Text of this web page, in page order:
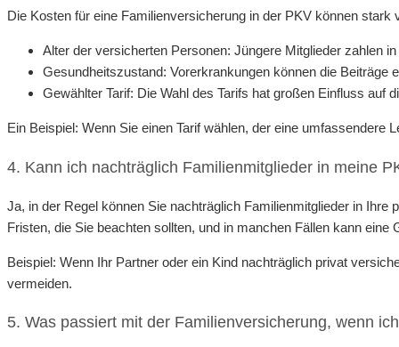
Die Kosten für eine Familienversicherung in der PKV können
Alter der versicherten Personen: Jüngere Mitglieder zahlen
Gesundheitszustand: Vorerkrankungen können die Beiträge
Gewählter Tarif: Die Wahl des Tarifs hat großen Einfluss auf
Ein Beispiel: Wenn Sie einen Tarif wählen, der eine
4. Kann ich nachträglich Familienmitglieder in meine
Ja, in der Regel können Sie nachträglich Familienmitglieder in
Fristen, die Sie beachten sollten, und in manchen Fällen kann eine
Beispiel: Wenn Ihr Partner oder ein Kind nachträglich privat
vermeiden.
5. Was passiert mit der Familienversicherung, wenn